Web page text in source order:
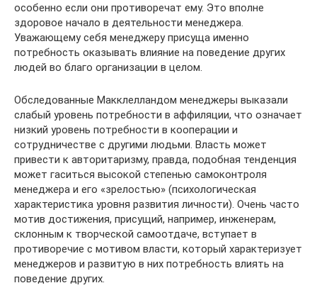
особенно если они противоречат ему. Это вполне
здоровое начало в деятельности менеджера.
Уважающему себя менеджеру присуща именно
потребность оказывать влияние на поведение других
людей во благо организации в целом.
Обследованные Макклелландом менеджеры выказали
слабый уровень потребности в аффиляции, что означает
низкий уровень потребности в кооперации и
сотрудничестве с другими людьми. Власть может
привести к авторитаризму, правда, подобная тенденция
может гаситься высокой степенью самоконтроля
менеджера и его «зрелостью» (психологическая
характеристика уровня развития личности). Очень часто
мотив достижения, присущий, например, инженерам,
склонным к творческой самоотдаче, вступает в
противоречие с мотивом власти, который характеризует
менеджеров и развитую в них потребность влиять на
поведение других.